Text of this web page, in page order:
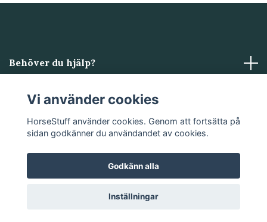
Behöver du hjälp?
Läs mer
Sociala medier
© 2026 HorseStuffPowered by Quickbutik
Vi använder cookies
HorseStuff använder cookies. Genom att fortsätta på
sidan godkänner du användandet av cookies.
Godkänn alla
Inställningar